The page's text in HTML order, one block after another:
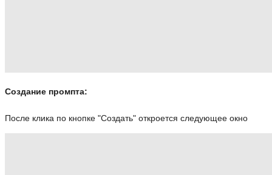
Создание промпта:
После клика по кнопке "Создать" откроется следующее окно